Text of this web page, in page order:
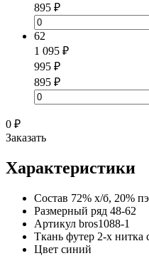
895 ₽
62
1 095 ₽
995 ₽
895 ₽
0 ₽
Заказать
Характеристики
Состав 72% х/б, 20%
Размерный ряд 48-62
Артикул bros1088-1
Ткань футер 2-х нитка
Цвет синий